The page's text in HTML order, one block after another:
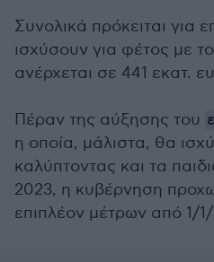
Συνολικά πρόκειται για
ισχύσουν για φέτος με
ανέρχεται σε 441 εκατ.
Πέραν της αύξησης του
η οποία, μάλιστα, θα
καλύπτοντας και τα
2023, η κυβέρνηση
επιπλέον μέτρων από 1/